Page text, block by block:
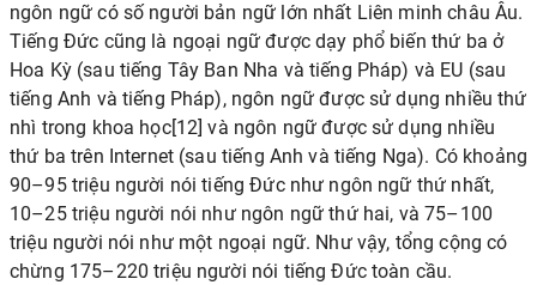
ngôn ngữ có số người bản ngữ lớn nhất Liên minh châu Âu.
Tiếng Đức cũng là ngoại ngữ được dạy phổ biến thứ ba ở
Hoa Kỳ (sau tiếng Tây Ban Nha và tiếng Pháp) và EU (sau
tiếng Anh và tiếng Pháp), ngôn ngữ được sử dụng nhiều thứ
nhì trong khoa học[12] và ngôn ngữ được sử dụng nhiều
thứ ba trên Internet (sau tiếng Anh và tiếng Nga). Có khoảng
90–95 triệu người nói tiếng Đức như ngôn ngữ thứ nhất,
10–25 triệu người nói như ngôn ngữ thứ hai, và 75–100
triệu người nói như một ngoại ngữ. Như vậy, tổng cộng có
chừng 175–220 triệu người nói tiếng Đức toàn cầu.